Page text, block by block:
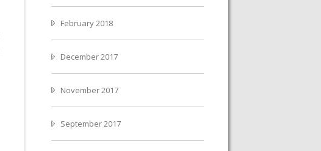
February 2018
December 2017
November 2017
September 2017